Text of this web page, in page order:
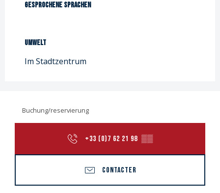
Gesprochene Sprachen
Gesprochene Sprachen
Umwelt
Umwelt
Im Stadtzentrum
Buchung/reservierung
+33 (0)7 62 21 98 ▒▒
CONTACTER